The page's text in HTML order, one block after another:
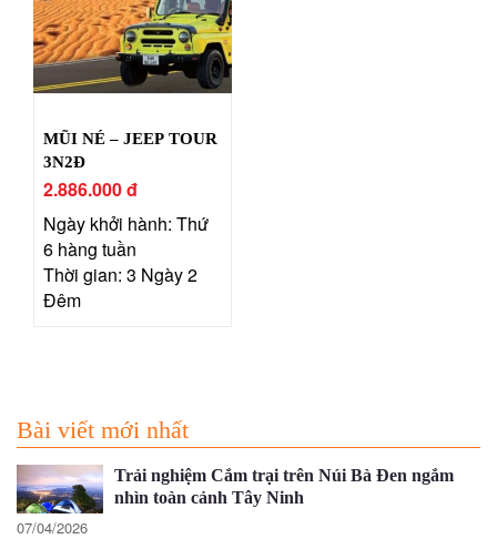
MŨI NÉ – JEEP TOUR
3N2Đ
2.886.000 đ
Ngày khởi hành: Thứ
6 hàng tuần
Thời gian: 3 Ngày 2
Đêm
Bài viết mới nhất
Trải nghiệm Cắm trại trên Núi Bà Đen ngắm
nhìn toàn cảnh Tây Ninh
07/04/2026